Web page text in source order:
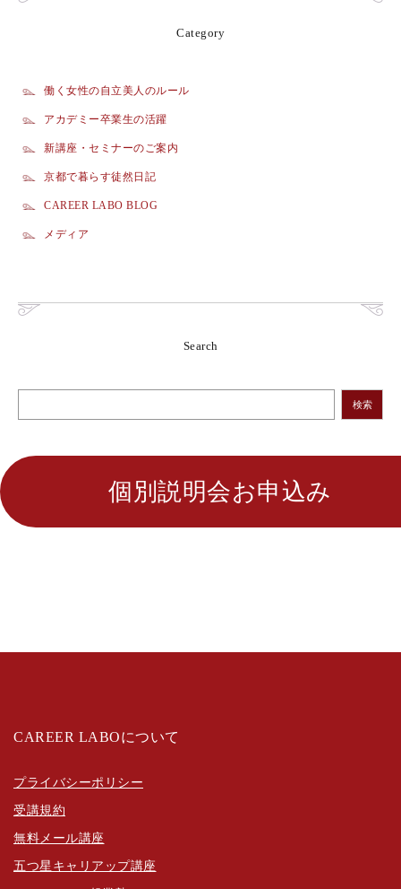
Category
働く女性の自立美人のルール
アカデミー卒業生の活躍
新講座・セミナーのご案内
京都で暮らす徒然日記
CAREER LABO BLOG
メディア
Search
検索
個別説明会お申込み
CAREER LABOについて
プライバシーポリシー
受講規約
無料メール講座
五つ星キャリアップ講座